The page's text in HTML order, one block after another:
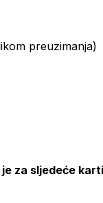
preuzimanja)
za sljedeće